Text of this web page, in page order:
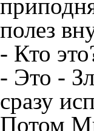
полез
- Кто
- Это -
сразу
Потом